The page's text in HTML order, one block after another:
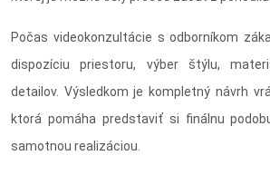
Počas videokonzultácie s odborníkom
dispozíciu priestoru, výber štýlu,
detailov. Výsledkom je kompletný návrh
ktorá pomáha predstaviť si finálnu
samotnou realizáciou.